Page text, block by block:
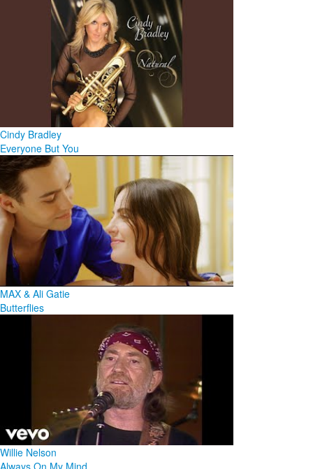
Cindy Bradley
Everyone But You
MAX & Ali Gatie
Butterflies
Willie Nelson